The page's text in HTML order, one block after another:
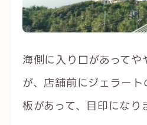
海側に入り口があってや
が、店舗前にジェラート
板があって、目印になり